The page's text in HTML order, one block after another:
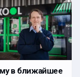
в ближайшее